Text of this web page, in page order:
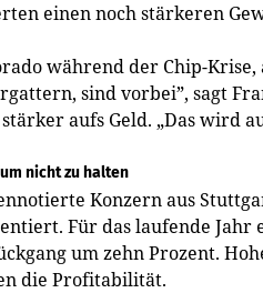
einen noch stärkeren
während der Chip-
sind vorbei”, sagt
aufs Geld. „Das wird
nicht zu halten
Konzern aus
Für das laufende
um zehn Prozent.
die Profitabilität.